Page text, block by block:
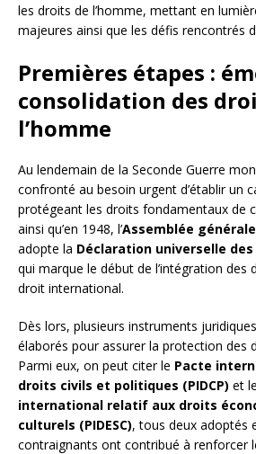
les droits de l’homme, mettant en
majeures ainsi que les défis rencontrés
Premières étapes :
consolidation des
l’homme
Au lendemain de la Seconde Guerre
confronté au besoin urgent d’établir un
protégeant les droits fondamentaux de
ainsi qu’en 1948, l’Assemblée
adopte la Déclaration universelle
qui marque le début de l’intégration des
droit international.
Dès lors, plusieurs instruments
élaborés pour assurer la protection des
Parmi eux, on peut citer le Pacte
droits civils et politiques (PIDCP) et le
international relatif aux droits
culturels (PIDESC), tous deux adoptés
contraignants ont contribué à renforcer